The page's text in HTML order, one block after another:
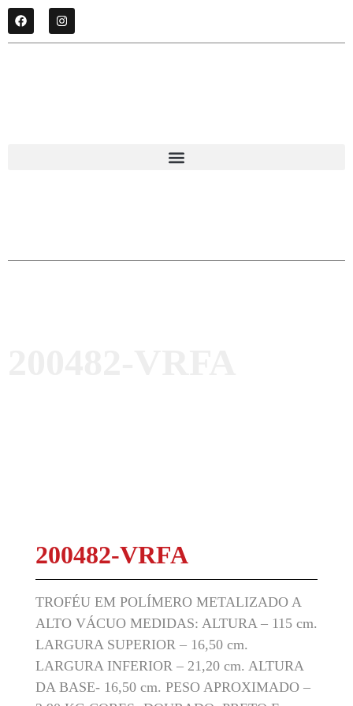
200482-VRFA
TROFÉU EM POLÍMERO METALIZADO A
ALTO VÁCUO MEDIDAS: ALTURA – 115 cm.
LARGURA SUPERIOR – 16,50 cm.
LARGURA INFERIOR – 21,20 cm. ALTURA
DA BASE- 16,50 cm. PESO APROXIMADO –